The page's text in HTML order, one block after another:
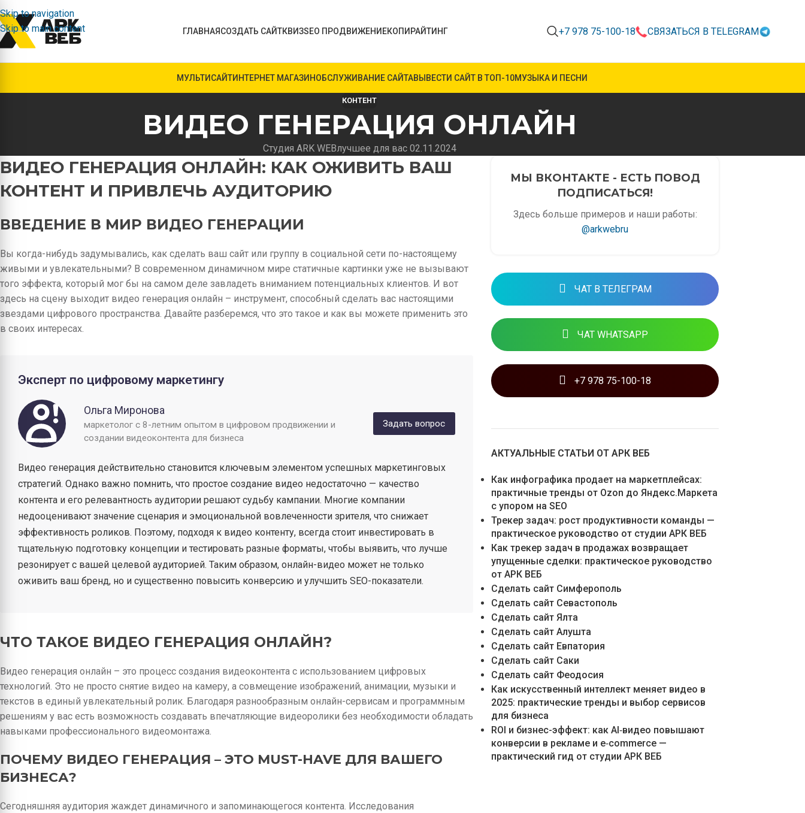
Skip to navigation
Skip to main content
ГЛАВНАЯСОЗДАТЬ САЙТКВИЗSEO ПРОДВИЖЕНИЕКОПИРАЙТИНГ +7 978 75-100-18 СВЯЗАТЬСЯ В TELEGRAM
МУЛЬТИСАЙТИНТЕРНЕТ МАГАЗИНОБСЛУЖИВАНИЕ САЙТАВЫВЕСТИ САЙТ В ТОП-10МУЗЫКА И ПЕСНИ
КОНТЕНТ
ВИДЕО ГЕНЕРАЦИЯ ОНЛАЙН
Студия ARK WEBлучшее для вас 02.11.2024
ВИДЕО ГЕНЕРАЦИЯ ОНЛАЙН: КАК ОЖИВИТЬ ВАШ
КОНТЕНТ И ПРИВЛЕЧЬ АУДИТОРИЮ
ВВЕДЕНИЕ В МИР ВИДЕО ГЕНЕРАЦИИ
Вы когда-нибудь задумывались, как сделать ваш сайт или группу в социальной сети по-настоящему
живыми и увлекательными? В современном динамичном мире статичные картинки уже не вызывают
того эффекта, который мог бы на самом деле завладеть вниманием потенциальных клиентов. И вот
здесь на сцену выходит видео генерация онлайн – инструмент, способный сделать вас настоящими
звездами цифрового пространства. Давайте разберемся, что это такое и как вы можете применить это
в своих интересах.
Эксперт по цифровому маркетингу
Ольга Миронова
маркетолог с 8-летним опытом в цифровом продвижении и
создании видеоконтента для бизнеса
Задать вопрос
Видео генерация действительно становится ключевым элементом успешных маркетинговых
стратегий. Однако важно помнить, что простое создание видео недостаточно — качество
контента и его релевантность аудитории решают судьбу кампании. Многие компании
недооценивают значение сценария и эмоциональной вовлеченности зрителя, что снижает
эффективность роликов. Поэтому, подходя к видео контенту, всегда стоит инвестировать в
тщательную подготовку концепции и тестировать разные форматы, чтобы выявить, что лучше
резонирует с вашей целевой аудиторией. Таким образом, онлайн-видео может не только
оживить ваш бренд, но и существенно повысить конверсию и улучшить SEO-показатели.
ЧТО ТАКОЕ ВИДЕО ГЕНЕРАЦИЯ ОНЛАЙН?
Видео генерация онлайн – это процесс создания видеоконтента с использованием цифровых
технологий. Это не просто снятие видео на камеру, а совмещение изображений, анимации, музыки и
текстов в единый увлекательный ролик. Благодаря разнообразным онлайн-сервисам и программным
решениям у вас есть возможность создавать впечатляющие видеоролики без необходимости обладать
навыками профессионального видеомонтажа.
ПОЧЕМУ ВИДЕО ГЕНЕРАЦИЯ – ЭТО MUST-HAVE ДЛЯ ВАШЕГО
БИЗНЕСА?
Сегодняшняя аудитория жаждет динамичного и запоминающегося контента. Исследования
МЫ ВКОНТАКТЕ - ЕСТЬ ПОВОД
ПОДПИСАТЬСЯ!
Здесь больше примеров и наши работы:
@arkwebru
ЧАТ В ТЕЛЕГРАМ
ЧАТ WHATSAPP
+7 978 75-100-18
АКТУАЛЬНЫЕ СТАТЬИ ОТ АРК ВЕБ
Как инфографика продает на маркетплейсах:
практичные тренды от Ozon до Яндекс.Маркета
с упором на SEO
Трекер задач: рост продуктивности команды —
практическое руководство от студии АРК ВЕБ
Как трекер задач в продажах возвращает
упущенные сделки: практическое руководство
от АРК ВЕБ
Сделать сайт Симферополь
Сделать сайт Севастополь
Сделать сайт Ялта
Сделать сайт Алушта
Сделать сайт Евпатория
Сделать сайт Саки
Сделать сайт Феодосия
Как искусственный интеллект меняет видео в
2025: практические тренды и выбор сервисов
для бизнеса
ROI и бизнес-эффект: как AI‑видео повышают
конверсии в рекламе и e‑commerce —
практический гид от студии АРК ВЕБ